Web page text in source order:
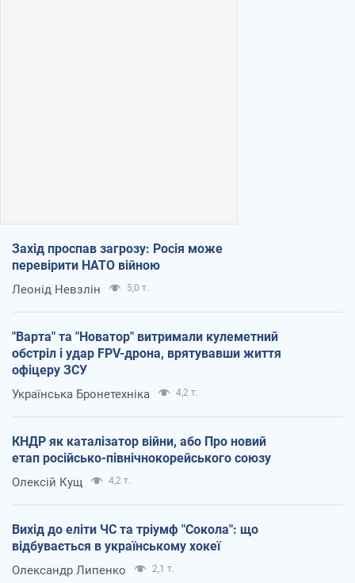
Захід проспав загрозу: Росія може
перевірити НАТО війною
Леонід Невзлін 5,0 т.
"Варта" та "Новатор" витримали кулеметний
обстріл і удар FPV-дрона, врятувавши життя
офіцеру ЗСУ
Українська Бронетехніка 4,2 т.
КНДР як каталізатор війни, або Про новий
етап російсько-північнокорейського союзу
Олексій Кущ 4,2 т.
Вихід до еліти ЧС та тріумф "Сокола": що
відбувається в українському хокеї
Олександр Липенко 2,1 т.